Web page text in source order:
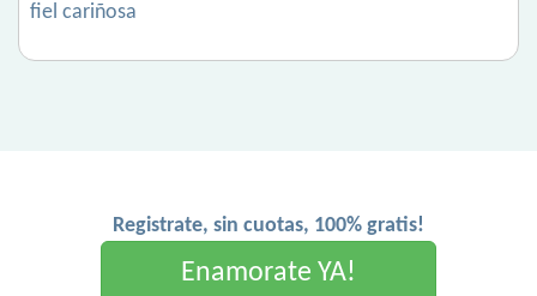
fiel cariñosa
Registrate, sin cuotas, 100% gratis!
Enamorate YA!